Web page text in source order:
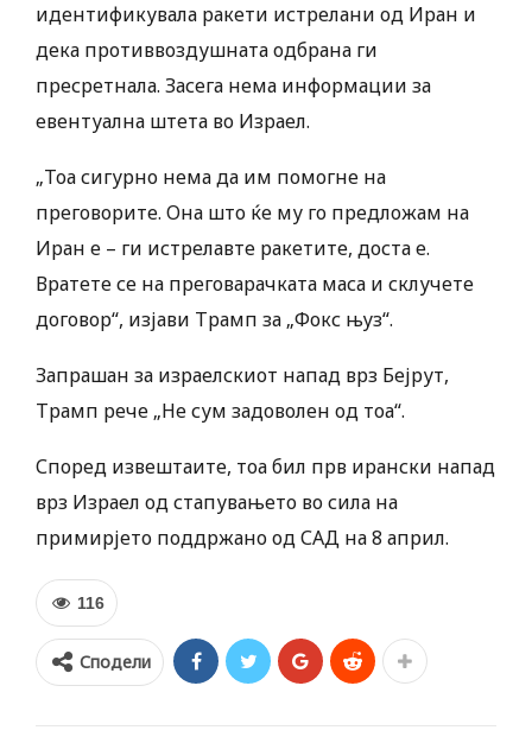
идентификувала ракети истрелани од Иран и
дека противвоздушната одбрана ги
пресретнала. Засега нема информации за
евентуална штета во Израел.
„Тоа сигурно нема да им помогне на
преговорите. Она што ќе му го предложам на
Иран е – ги истрелавте ракетите, доста е.
Вратете се на преговарачката маса и склучете
договор“, изјави Трамп за „Фокс њуз“.
Запрашан за израелскиот напад врз Бејрут,
Трамп рече „Не сум задоволен од тоа“.
Според извештаите, тоа бил прв ирански напад
врз Израел од стапувањето во сила на
примирјето поддржано од САД на 8 април.
116
Сподели